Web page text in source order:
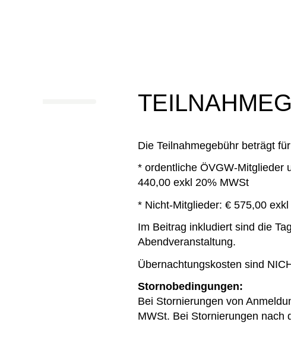
Die Teilnahmegebühr beträgt für
* ordentliche ÖVGW-Mitglieder
440,00 exkl 20% MWSt
* Nicht-Mitglieder: € 575,00
Im Beitrag inkludiert sind die
Abendveranstaltung.
Übernachtungskosten sind
Stornobedingungen:
Bei Stornierungen von
MWSt. Bei Stornierungen nach